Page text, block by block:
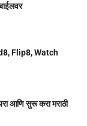
Flip8, Watch
आणि सुरू करा मराठी